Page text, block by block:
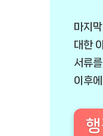
마지
대한
서류
이후